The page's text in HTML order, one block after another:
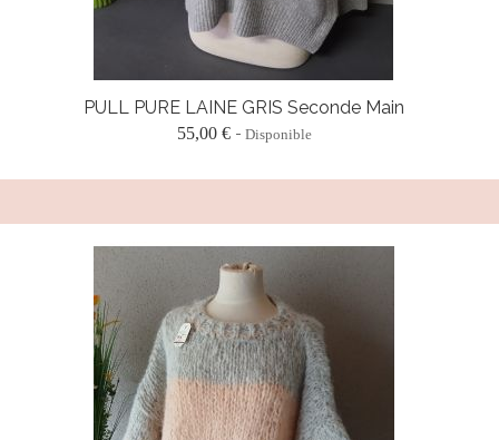
PULL PURE LAINE GRIS Seconde Main
55,00 € Disponible